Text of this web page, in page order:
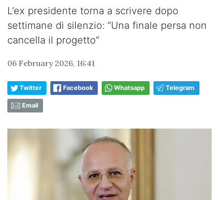
L’ex presidente torna a scrivere dopo
settimane di silenzio: “Una finale persa non
cancella il progetto”
06 February 2026, 16:41
Twitter Facebook Whatsapp Telegram
Email